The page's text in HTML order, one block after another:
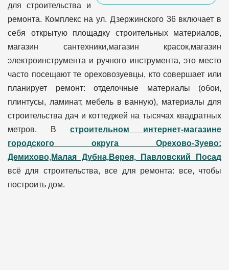
для строительства и
ремонта. Комплекс на ул. Дзержинского 36 включает в
себя открытую площадку строительных материалов,
магазин сантехники,магазин красок,магазин
электроинструмента и ручного инструмента, это место
часто посещают те ореховозуевцы, кто совершает или
планирует ремонт: отделочные материалы (обои,
плинтусы, ламинат, мебель в ванную), материалы для
строительства дач и коттеджей на тысячах квадратных
метров. В строительном интернет-магазине
городского округа Орехово-Зуево:
Демихово,Малая Дубна,Верея, Павловский Посад
всё для строительства, все для ремонта: все, чтобы
построить дом.